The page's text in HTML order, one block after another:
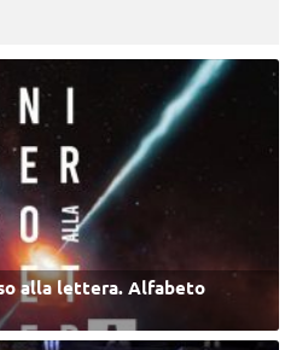
alla lettera. Alfabeto